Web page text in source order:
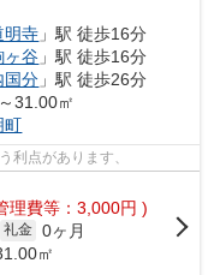
明寺 」駅 徒歩16分
ヶ谷 」駅 徒歩16分
国分 」駅 徒歩26分
31.00㎡
町
利点があります、
理費等：3,000円 )
礼金 0ヶ月
㎡